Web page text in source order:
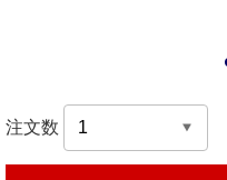
注文数